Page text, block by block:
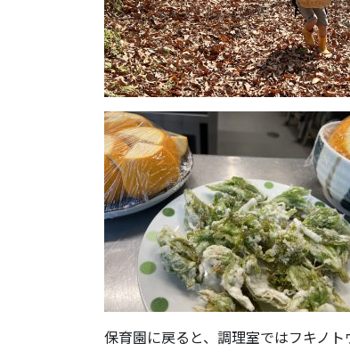
保育園に戻ると、調理室ではフキノト